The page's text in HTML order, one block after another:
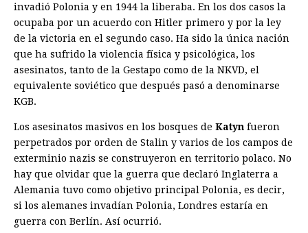
invadió Polonia y en 1944 la liberaba. En los dos casos la
ocupaba por un acuerdo con Hitler primero y por la ley
de la victoria en el segundo caso. Ha sido la única nación
que ha sufrido la violencia física y psicológica, los
asesinatos, tanto de la Gestapo como de la NKVD, el
equivalente soviético que después pasó a denominarse
KGB.
Los asesinatos masivos en los bosques de Katyn fueron
perpetrados por orden de Stalin y varios de los campos de
exterminio nazis se construyeron en territorio polaco. No
hay que olvidar que la guerra que declaró Inglaterra a
Alemania tuvo como objetivo principal Polonia, es decir,
si los alemanes invadían Polonia, Londres estaría en
guerra con Berlín. Así ocurrió.